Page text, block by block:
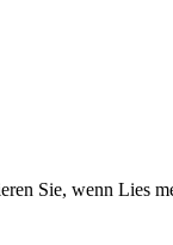
Sie, wenn Lies